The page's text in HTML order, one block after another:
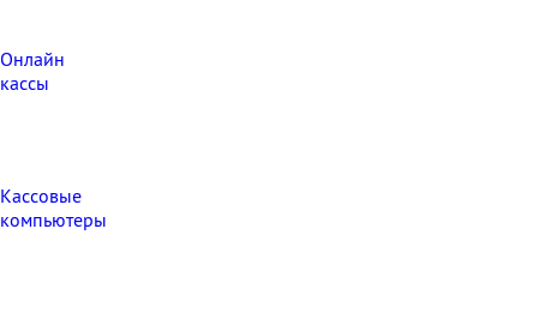
Онлайн
кассы
Кассовые
компьютеры